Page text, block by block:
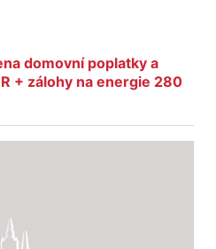
domovní poplatky a
+ zálohy na energie 280